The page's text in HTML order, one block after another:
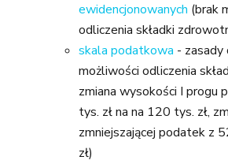
ewidencjonowanych (brak
odliczenia składki
skala podatkowa - zasady
możliwości odliczenia
zmiana wysokości I progu
tys. zł na na 120 tys. zł,
zmniejszającej podatek z
zł)